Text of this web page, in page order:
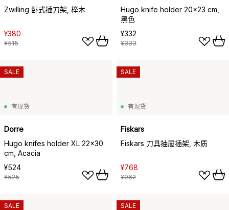
Zwilling 卧式插刀架, 榉木
¥380
¥515
Hugo knife holder 20x23 cm,
黑色
¥332
¥333
有现货
Dorre
Hugo knifes holder XL 22x30
cm, Acacia
¥524
¥525
SALE
有现货
Fiskars
Fiskars 刀具抽屉插架, 木质
¥768
¥962
SALE
SALE SALE